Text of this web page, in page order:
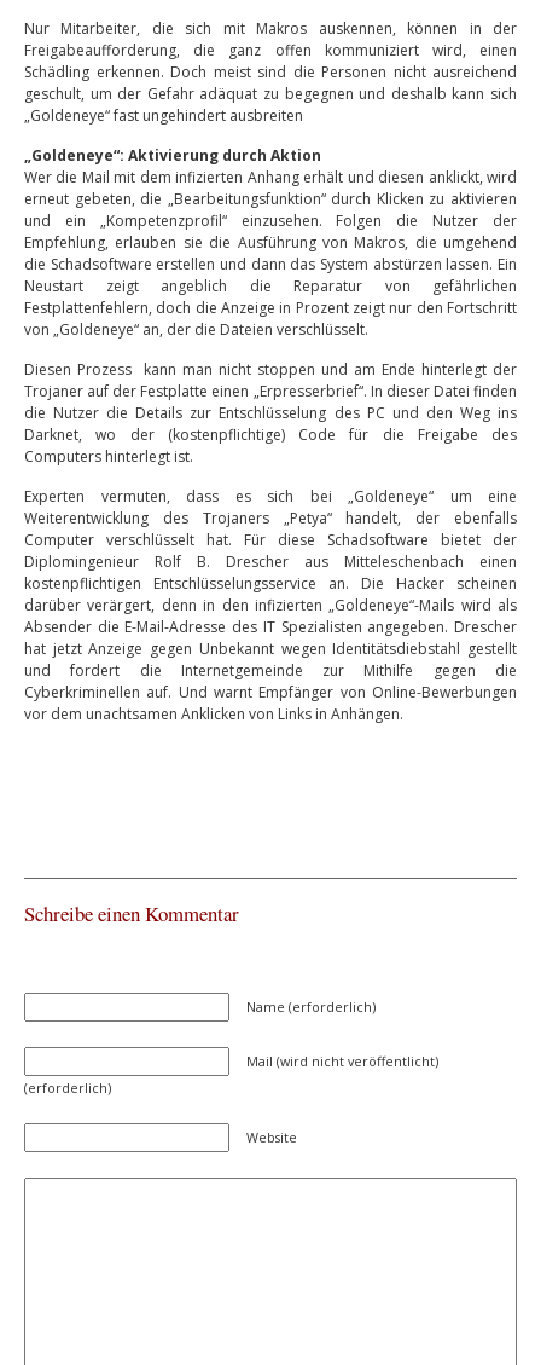
Nur Mitarbeiter, die sich mit Makros auskennen, können in der
Freigabeaufforderung, die ganz offen kommuniziert wird, einen
Schädling erkennen. Doch meist sind die Personen nicht ausreichend
geschult, um der Gefahr adäquat zu begegnen und deshalb kann sich
„Goldeneye“ fast ungehindert ausbreiten
„Goldeneye“: Aktivierung durch Aktion
Wer die Mail mit dem infizierten Anhang erhält und diesen anklickt, wird
erneut gebeten, die „Bearbeitungsfunktion“ durch Klicken zu aktivieren
und ein „Kompetenzprofil“ einzusehen. Folgen die Nutzer der
Empfehlung, erlauben sie die Ausführung von Makros, die umgehend
die Schadsoftware erstellen und dann das System abstürzen lassen. Ein
Neustart zeigt angeblich die Reparatur von gefährlichen
Festplattenfehlern, doch die Anzeige in Prozent zeigt nur den Fortschritt
von „Goldeneye“ an, der die Dateien verschlüsselt.
Diesen Prozess kann man nicht stoppen und am Ende hinterlegt der
Trojaner auf der Festplatte einen „Erpresserbrief“. In dieser Datei finden
die Nutzer die Details zur Entschlüsselung des PC und den Weg ins
Darknet, wo der (kostenpflichtige) Code für die Freigabe des
Computers hinterlegt ist.
Experten vermuten, dass es sich bei „Goldeneye“ um eine
Weiterentwicklung des Trojaners „Petya“ handelt, der ebenfalls
Computer verschlüsselt hat. Für diese Schadsoftware bietet der
Diplomingenieur Rolf B. Drescher aus Mitteleschenbach einen
kostenpflichtigen Entschlüsselungsservice an. Die Hacker scheinen
darüber verärgert, denn in den infizierten „Goldeneye“-Mails wird als
Absender die E-Mail-Adresse des IT Spezialisten angegeben. Drescher
hat jetzt Anzeige gegen Unbekannt wegen Identitätsdiebstahl gestellt
und fordert die Internetgemeinde zur Mithilfe gegen die
Cyberkriminellen auf. Und warnt Empfänger von Online-Bewerbungen
vor dem unachtsamen Anklicken von Links in Anhängen.
Schreibe einen Kommentar
Name (erforderlich)
Mail (wird nicht veröffentlicht)
(erforderlich)
Website